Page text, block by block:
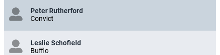
Peter Rutherford
Convict
Leslie Schofield
Bufflo